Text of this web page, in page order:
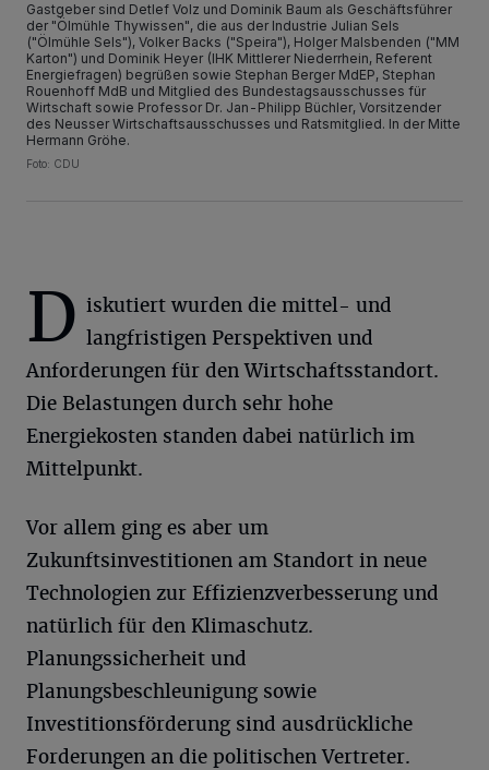
Gastgeber sind Detlef Volz und Dominik Baum als Geschäftsführer
der "Ölmühle Thywissen", die aus der Industrie Julian Sels
("Ölmühle Sels"), Volker Backs ("Speira"), Holger Malsbenden ("MM
Karton") und Dominik Heyer (IHK Mittlerer Niederrhein, Referent
Energiefragen) begrüßen sowie Stephan Berger MdEP, Stephan
Rouenhoff MdB und Mitglied des Bundestagsausschusses für
Wirtschaft sowie Professor Dr. Jan-Philipp Büchler, Vorsitzender
des Neusser Wirtschaftsausschusses und Ratsmitglied. In der Mitte
Hermann Gröhe.
Foto: CDU
D iskutiert wurden die mittel- und
langfristigen Perspektiven und
Anforderungen für den Wirtschaftsstandort.
Die Belastungen durch sehr hohe
Energiekosten standen dabei natürlich im
Mittelpunkt.
Vor allem ging es aber um
Zukunftsinvestitionen am Standort in neue
Technologien zur Effizienzverbesserung und
natürlich für den Klimaschutz.
Planungssicherheit und
Planungsbeschleunigung sowie
Investitionsförderung sind ausdrückliche
Forderungen an die politischen Vertreter.